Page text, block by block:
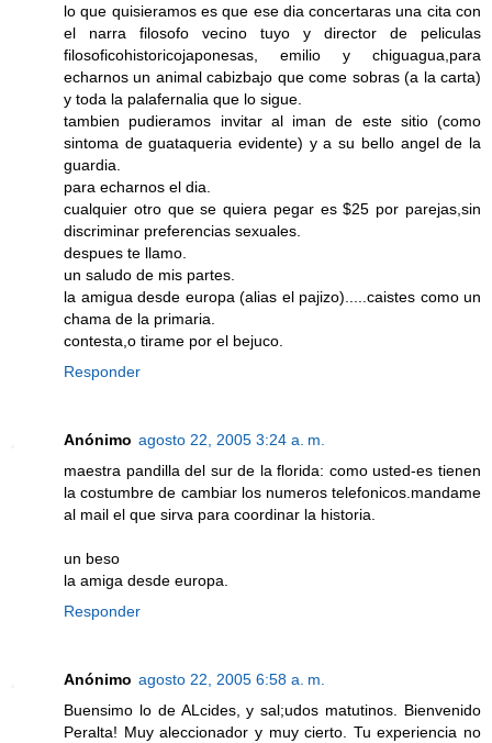
lo que quisieramos es que ese dia concertaras una cita con
el narra filosofo vecino tuyo y director de peliculas
filosoficohistoricojaponesas, emilio y chiguagua,para
echarnos un animal cabizbajo que come sobras (a la carta)
y toda la palafernalia que lo sigue.
tambien pudieramos invitar al iman de este sitio (como
sintoma de guataqueria evidente) y a su bello angel de la
guardia.
para echarnos el dia.
cualquier otro que se quiera pegar es $25 por parejas,sin
discriminar preferencias sexuales.
despues te llamo.
un saludo de mis partes.
la amigua desde europa (alias el pajizo).....caistes como un
chama de la primaria.
contesta,o tirame por el bejuco.
Responder
Anónimo agosto 22, 2005 3:24 a. m.
maestra pandilla del sur de la florida: como usted-es tienen
la costumbre de cambiar los numeros telefonicos.mandame
al mail el que sirva para coordinar la historia.
un beso
la amiga desde europa.
Responder
Anónimo agosto 22, 2005 6:58 a. m.
Buensimo lo de ALcides, y sal;udos matutinos. Bienvenido
Peralta! Muy aleccionador y muy cierto. Tu experiencia no